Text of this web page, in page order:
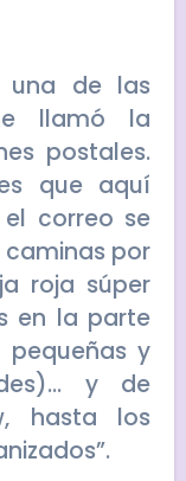
llamó la
postales.
que aquí
correo se
por
roja súper
en la parte
y
y de
hasta los